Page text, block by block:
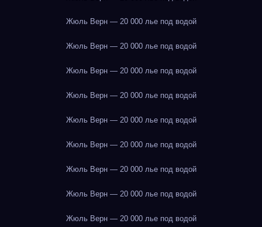
Жюль Верн — 20 000 лье под водой
Жюль Верн — 20 000 лье под водой
Жюль Верн — 20 000 лье под водой
Жюль Верн — 20 000 лье под водой
Жюль Верн — 20 000 лье под водой
Жюль Верн — 20 000 лье под водой
Жюль Верн — 20 000 лье под водой
Жюль Верн — 20 000 лье под водой
Жюль Верн — 20 000 лье под водой